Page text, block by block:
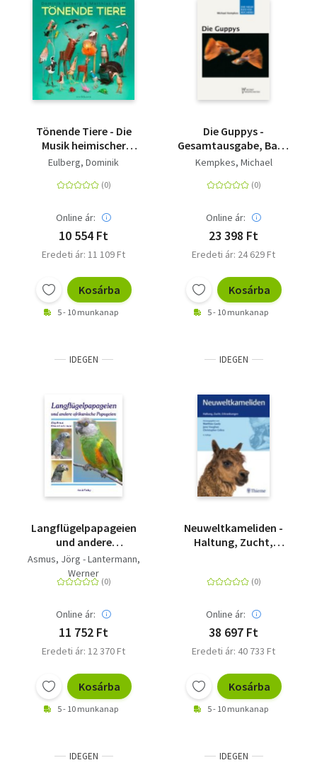
Tönende Tiere - Die
Musik heimischer
Stimmwunder
Eulberg, Dominik
Online ár:
10 554 Ft
Eredeti ár: 11 109 Ft
Kosárba
5 - 10 munkanap
Die Guppys -
Gesamtausgabe, Band
1 und Band 2
Kempkes, Michael
Online ár:
23 398 Ft
Eredeti ár: 24 629 Ft
Kosárba
5 - 10 munkanap
IDEGEN
Langflügelpapageien
und andere
afrikanische
Papageien
Asmus, Jörg - Lantermann,
Werner
Online ár:
11 752 Ft
Eredeti ár: 12 370 Ft
Kosárba
5 - 10 munkanap
IDEGEN
Neuweltkameliden -
Haltung, Zucht,
Online ár:
38 697 Ft
Eredeti ár: 40 733 Ft
Kosárba
5 - 10 munkanap
IDEGEN IDEGEN